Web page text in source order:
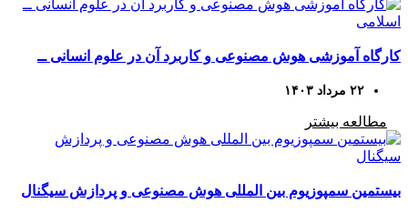
کارگاه آموزشی هوش مصنوعی و کاربرد آن در علوم انسانی ــ
۲۲ مرداد ۱۴۰۳
مطالعه بیشتر
بیستمین سمپوزیوم بین المللی هوش مصنوعی و پردازش سیگنال